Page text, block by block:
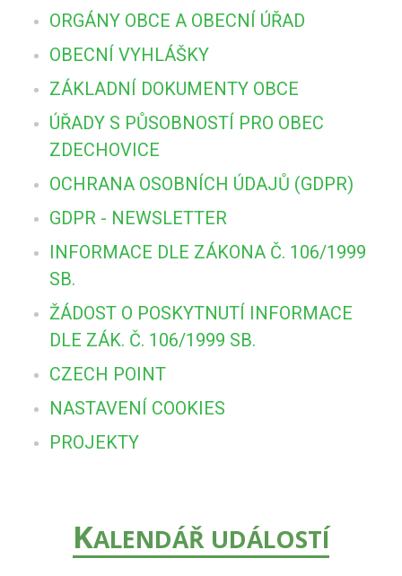
ORGÁNY OBCE A OBECNÍ ÚŘAD
OBECNÍ VYHLÁŠKY
ZÁKLADNÍ DOKUMENTY OBCE
ÚŘADY S PŮSOBNOSTÍ PRO OBEC
ZDECHOVICE
OCHRANA OSOBNÍCH ÚDAJŮ (GDPR)
GDPR - NEWSLETTER
INFORMACE DLE ZÁKONA Č. 106/1999
SB.
ŽÁDOST O POSKYTNUTÍ INFORMACE
DLE ZÁK. Č. 106/1999 SB.
CZECH POINT
NASTAVENÍ COOKIES
PROJEKTY
KALENDÁŘ UDÁLOSTÍ